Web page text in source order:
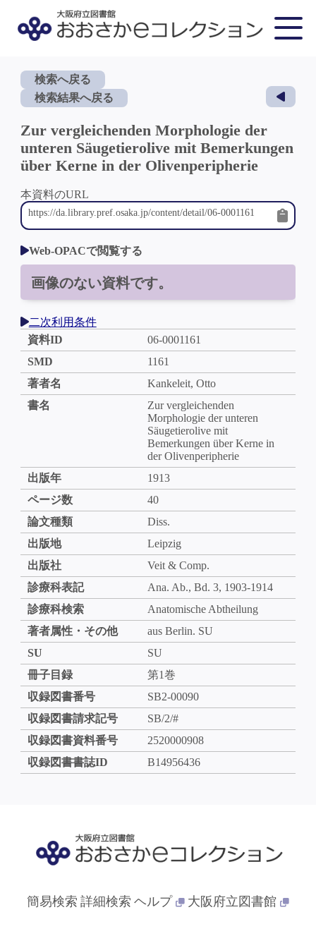
検索へ戻る
検索結果へ戻る
Zur vergleichenden Morphologie der
unteren Säugetierolive mit Bemerkungen
über Kerne in der Olivenperipherie
本資料のURL
Web-OPACで閲覧する
画像のない資料です。
二次利用条件
資料ID
06-0001161
SMD
1161
著者名
Kankeleit, Otto
書名
Zur vergleichenden
Morphologie der unteren
Säugetierolive mit
Bemerkungen über Kerne in
der Olivenperipherie
出版年
1913
ページ数
40
論文種類
Diss.
出版地
Leipzig
出版社
Veit & Comp.
診療科表記
Ana. Ab., Bd. 3, 1903-1914
診療科検索
Anatomische Abtheilung
著者属性・その他
aus Berlin. SU
SU
SU
冊子目録
第1巻
収録図書番号
SB2-00090
収録図書請求記号
SB/2/#
収録図書資料番号
2520000908
収録図書書誌ID
B14956436
簡易検索 詳細検索 ヘルプ 大阪府立図書館